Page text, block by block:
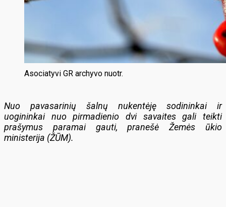
Asociatyvi GR archyvo nuotr.
Nuo pavasarinių šalnų nukentėję sodininkai ir
uogininkai nuo pirmadienio dvi savaites gali teikti
prašymus paramai gauti, pranešė Žemės ūkio
ministerija (ŽŪM).